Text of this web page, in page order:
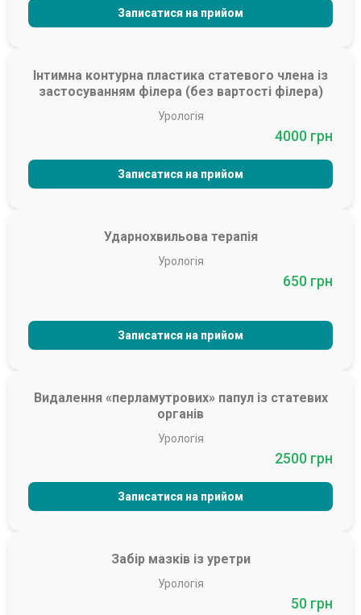
Записатися на прийом
Інтимна контурна пластика статевого члена із
застосуванням філера (без вартості філера)
Урологія
4000 грн
Записатися на прийом
Ударнохвильова терапія
Урологія
650 грн
Записатися на прийом
Видалення «перламутрових» папул із статевих
органів
Урологія
2500 грн
Записатися на прийом
Забір мазків із уретри
Урологія
50 грн